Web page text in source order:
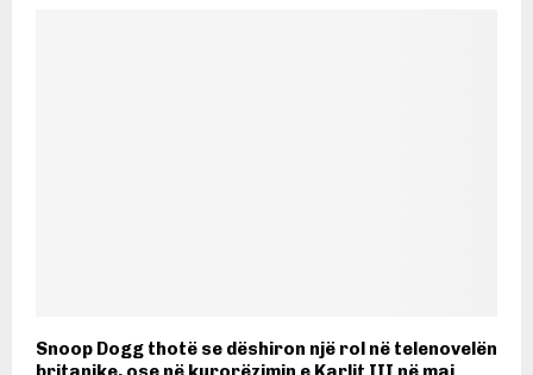
Snoop Dogg thotë se dëshiron një rol në telenovelën